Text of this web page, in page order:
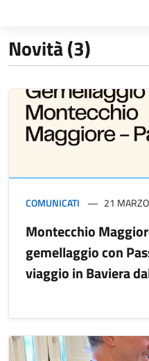
Novità (3)
COMUNICATI 21
Montecchio
gemellaggio con
viaggio in Baviera